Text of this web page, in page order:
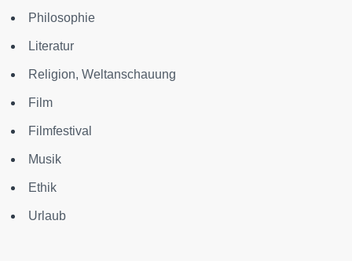
Philosophie
Literatur
Religion, Weltanschauung
Film
Filmfestival
Musik
Ethik
Urlaub